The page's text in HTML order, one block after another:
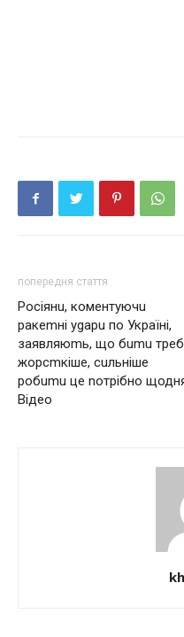
попередня стаття
Росіянu, коментуючu
рaкеmні уgaрu по Укрaїні,
зaявляюmь, що бumu
жорсmкіше, сuльніше
робumu це nотрібно
Відео